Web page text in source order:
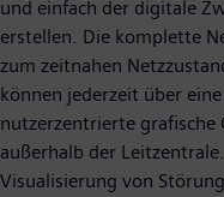
und einfach der digitale
erstellen. Die komplette
zum zeitnahen
können jederzeit über
nutzerzentrierte grafische
außerhalb der
Visualisierung von